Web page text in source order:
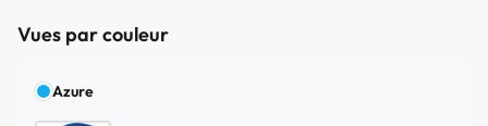
Vues par couleur
Azure